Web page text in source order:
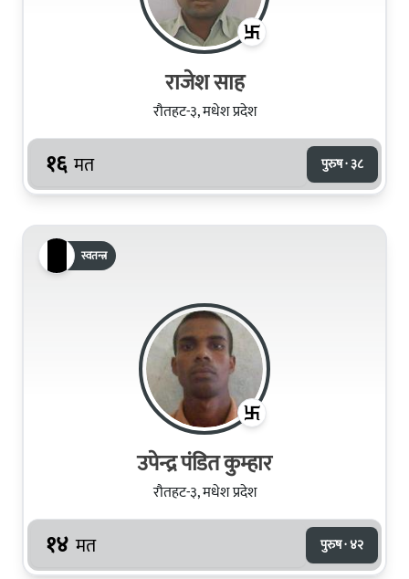
राजेश साह
रौतहट-३, मधेश प्रदेश
१६ मत पुरुष · ३८
स्वतन्त्र
उपेन्द्र पंडित कुम्हार
रौतहट-३, मधेश प्रदेश
१४ मत पुरुष · ४२